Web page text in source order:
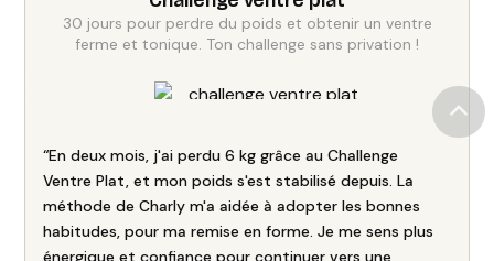
30 jours pour perdre du poids et obtenir un ventre
ferme et tonique. Ton challenge sans privation !
“En deux mois, j'ai perdu 6 kg grâce au Challenge
Ventre Plat, et mon poids s'est stabilisé depuis. La
méthode de Charly m'a aidée à adopter les bonnes
habitudes, pour ma remise en forme. Je me sens plus
énergique et confiance pour continuer vers une